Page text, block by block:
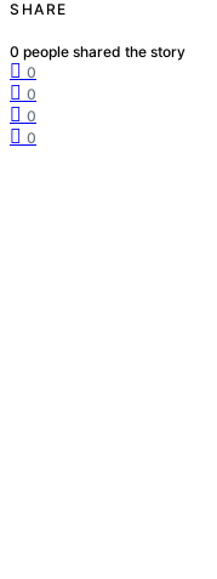
SHARE
0 people shared the story
0
0
0
0